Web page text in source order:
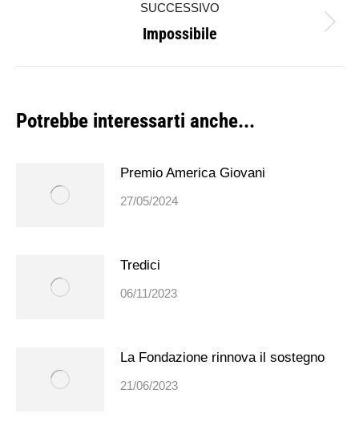
SUCCESSIVO
Prossimo
post:
Impossibile
Potrebbe interessarti anche...
Premio America Giovani
27/05/2024
Tredici
06/11/2023
La Fondazione rinnova il sostegno
21/06/2023